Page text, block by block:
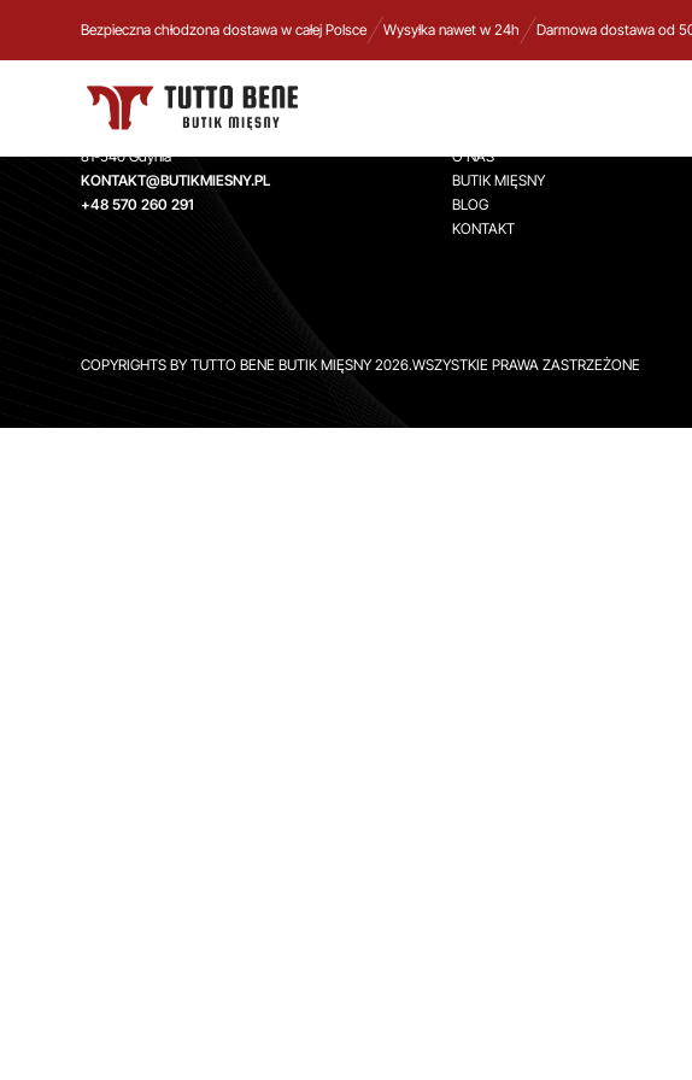
Bezpieczna chłodzona dostawa w całej Polsce Wysyłka nawet w 24h Darmowa dostawa od
TUTTO BENE BUTIK MIĘSNY
Aleja Zwycięstwa 244,
81-540 Gdynia
KONTAKT@BUTIKMIESNY.PL
+48 570 260 291
O NAS
BUTIK MIĘSNY
BLOG
KONTAKT
COPYRIGHTS BY TUTTO BENE BUTIK MIĘSNY 2026.WSZYSTKIE PRAWA ZASTRZEŻONE